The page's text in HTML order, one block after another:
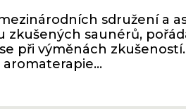
sdružení a
zkušených saunérů,
při výměnách